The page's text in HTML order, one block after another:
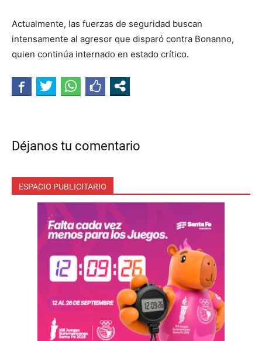
Actualmente, las fuerzas de seguridad buscan
intensamente al agresor que disparó contra Bonanno,
quien continúa internado en estado crítico.
Déjanos tu comentario
ESPACIO PUBLICITARIO